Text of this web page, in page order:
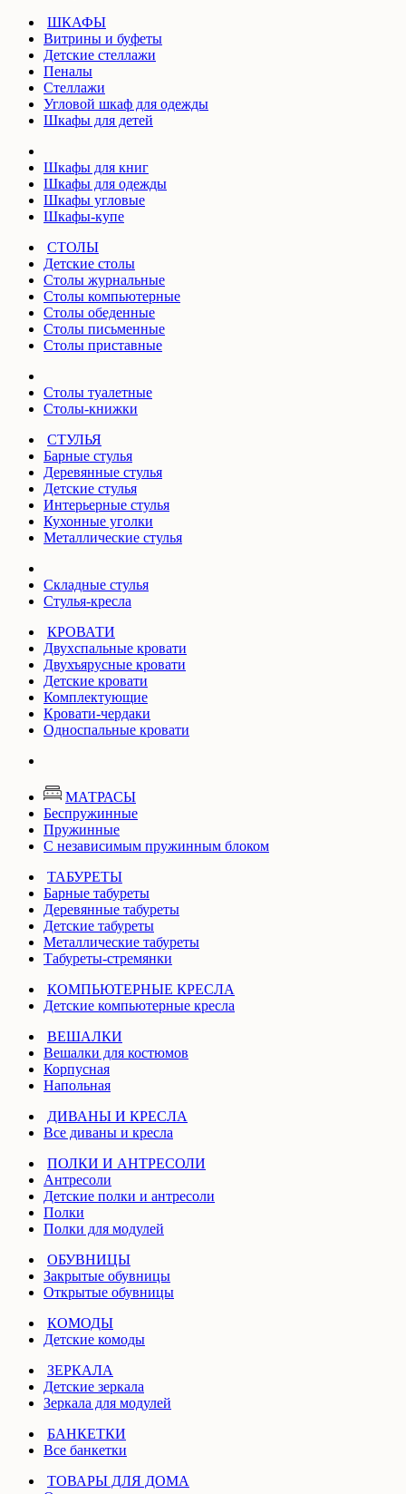
ШКАФЫ
Витрины и буфеты
Детские стеллажи
Пеналы
Стеллажи
Угловой шкаф для одежды
Шкафы для детей
Шкафы для книг
Шкафы для одежды
Шкафы угловые
Шкафы-купе
СТОЛЫ
Детские столы
Столы журнальные
Столы компьютерные
Столы обеденные
Столы письменные
Столы приставные
Столы туалетные
Столы-книжки
СТУЛЬЯ
Барные стулья
Деревянные стулья
Детские стулья
Интерьерные стулья
Кухонные уголки
Металлические стулья
Складные стулья
Стулья-кресла
КРОВАТИ
Двухспальные кровати
Двухъярусные кровати
Детские кровати
Комплектующие
Кровати-чердаки
Односпальные кровати
МАТРАСЫ
Беспружинные
Пружинные
С независимым пружинным блоком
ТАБУРЕТЫ
Барные табуреты
Деревянные табуреты
Детские табуреты
Металлические табуреты
Табуреты-стремянки
КОМПЬЮТЕРНЫЕ КРЕСЛА
Детские компьютерные кресла
ВЕШАЛКИ
Вешалки для костюмов
Корпусная
Напольная
ДИВАНЫ И КРЕСЛА
Все диваны и кресла
ПОЛКИ И АНТРЕСОЛИ
Антресоли
Детские полки и антресоли
Полки
Полки для модулей
ОБУВНИЦЫ
Закрытые обувницы
Открытые обувницы
КОМОДЫ
Детские комоды
ЗЕРКАЛА
Детские зеркала
Зеркала для модулей
БАНКЕТКИ
Все банкетки
ТОВАРЫ ДЛЯ ДОМА